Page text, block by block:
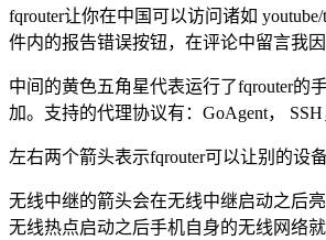
fqrouter让你在中国可以访问诸如
件内的报告错误按钮，在评论中留言我
中间的黄色五角星代表运行了fqrouter的
加。支持的代理协议有：GoAgent，
左右两个箭头表示fqrouter可以让别的设
无线中继的箭头会在无线中继启动之后
无线热点启动之后手机自身的无线网络